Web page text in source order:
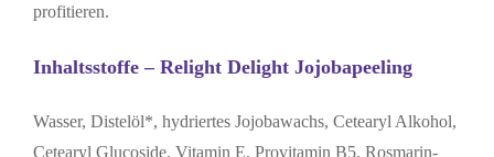
profitieren.
Inhaltsstoffe – Relight Delight Jojobapeeling
Wasser, Distelöl*, hydriertes Jojobawachs, Cetearyl Alkohol,
Cetearyl Glucoside, Vitamin E, Provitamin B5, Rosmarin-